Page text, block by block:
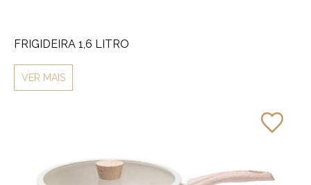
FRIGIDEIRA 1,6 LITRO
VER MAIS